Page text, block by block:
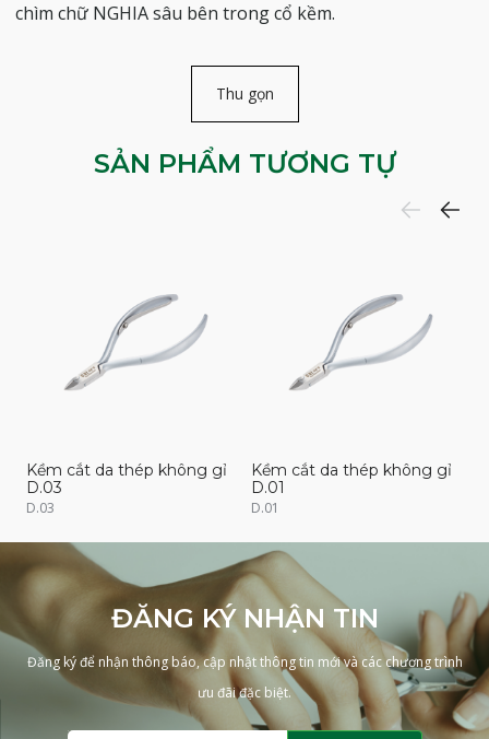
chìm chữ NGHIA sâu bên trong cổ kềm.
Thu gọn
SẢN PHẨM TƯƠNG TỰ
Kềm cắt da thép không gỉ
D.03
D.03
Kềm cắt da thép không gỉ
D.01
D.01
ĐĂNG KÝ NHẬN TIN
Đăng ký để nhận thông báo, cập nhật thông tin mới và các chương trình
ưu đãi đặc biệt.